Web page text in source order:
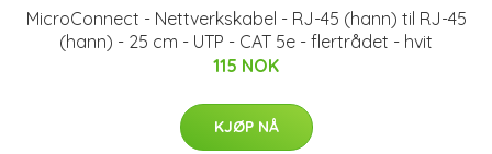
MicroConnect - Nettverkskabel - RJ-45 (hann) til RJ-45
(hann) - 25 cm - UTP - CAT 5e - flertrådet - hvit
115 NOK
KJØP NÅ